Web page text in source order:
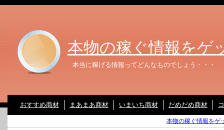
本物の稼ぐ情報をゲ
本当に稼げる情報ってどんなものでしょう・・・
おすすめ商材 まあまあ商材 いまいち商材 だめだめ商材
本物の稼ぐ情報をゲ